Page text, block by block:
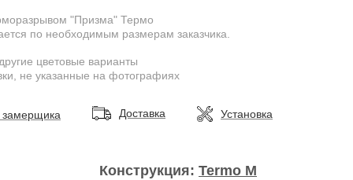
"Призма" Термо
по необходимым размерам заказчика.
цветовые варианты
не указанные на фотографиях
Доставка Установка
Конструкция: Termo M